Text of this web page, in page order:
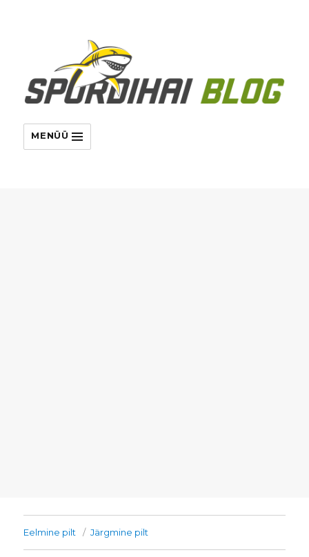
MENÜÜ
Eelmine pilt Järgmine pilt